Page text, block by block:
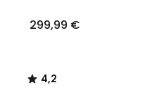
299,99 €
4,2
/